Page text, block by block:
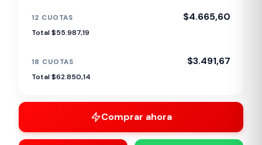
12 CUOTAS $4.665,60
Total $55.987,19
18 CUOTAS $3.491,67
Total $62.850,14
Comprar ahora